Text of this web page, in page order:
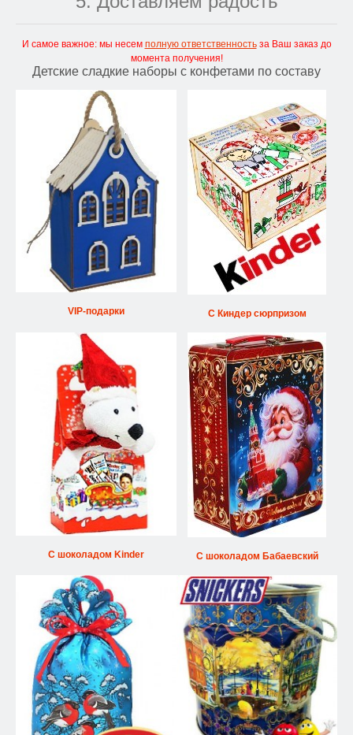
И самое важное: мы несем полную ответственностьза Ваш заказ до
момента получения!
Детские сладкие наборы с конфетами по составу
VIP-подарки С Киндер сюрпризом
С шоколадом Kinder С шоколадом Бабаевский